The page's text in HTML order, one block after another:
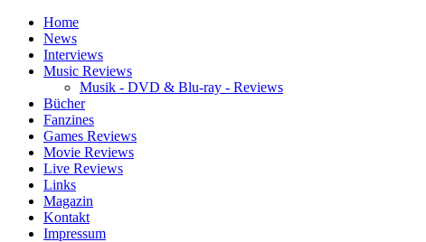
Home
News
Interviews
Music Reviews
Musik - DVD & Blu-ray - Reviews
Bücher
Fanzines
Games Reviews
Movie Reviews
Live Reviews
Links
Magazin
Kontakt
Impressum